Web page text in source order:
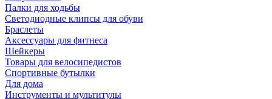
Палки для ходьбы
Светодиодные клипсы для обуви
Браслеты
Аксессуары для фитнеса
Шейкеры
Товары для велосипедистов
Спортивные бутылки
Для дома
Инструменты и мультитулы